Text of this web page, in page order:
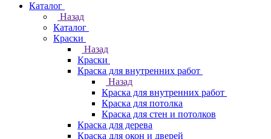
Каталог
Назад
Каталог
Краски
Назад
Краски
Краска для внутренних работ
Назад
Краска для внутренних работ
Краска для потолка
Краска для стен и потолков
Краска для дерева
Краска для окон и дверей